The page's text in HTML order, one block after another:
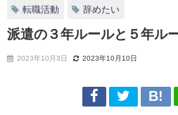
転職活動 辞めたい
派遣の３年ルールと５年ル
2023年10月3日 2023年10月10日